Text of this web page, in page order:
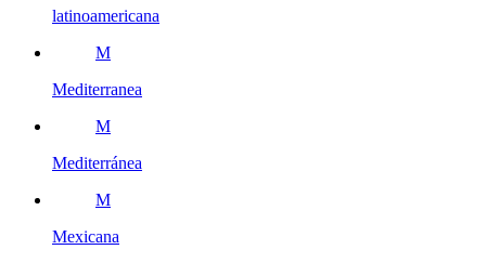
latinoamericana
M
Mediterranea
M
Mediterránea
M
Mexicana